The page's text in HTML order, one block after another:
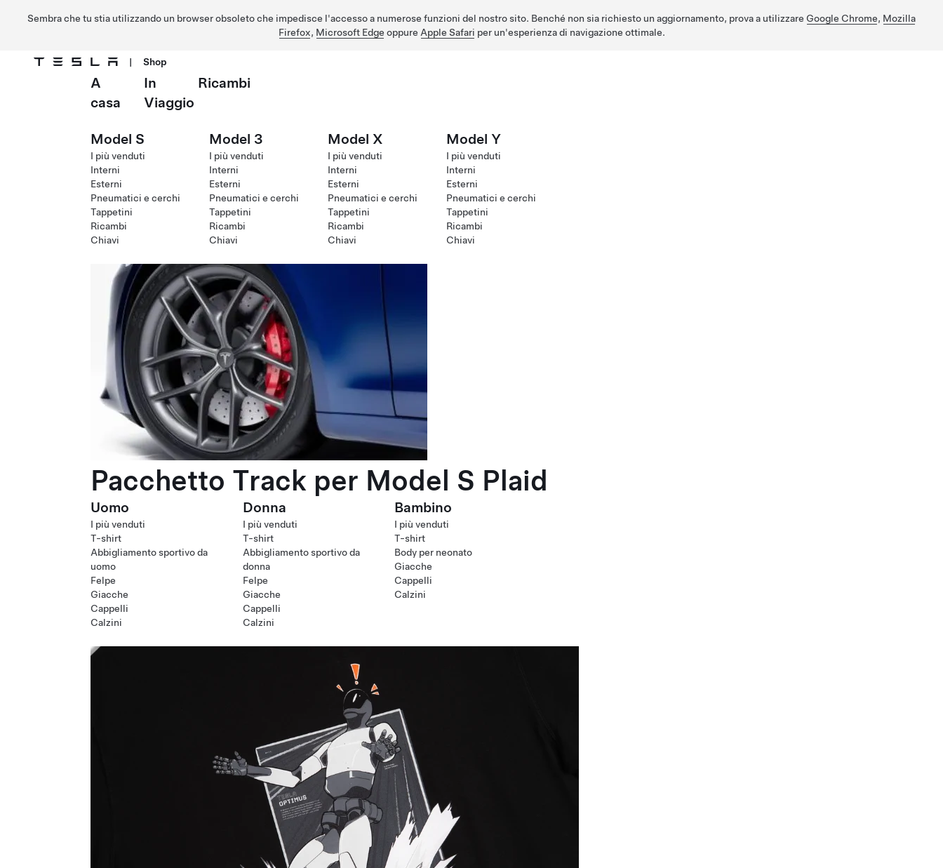
Sembra che tu stia utilizzando un browser obsoleto che impedisce l'accesso a numerose funzioni del nostro sito. Benché non sia richiesto un aggiornamento, prova a utilizzare Google Chrome, Mozilla
Firefox, Microsoft Edge oppure Apple Safari per un'esperienza di navigazione ottimale.
Passa al contenuto principale
| Shop
A
casa
In
Viaggio
Ricambi
Model S
I più venduti
Interni
Esterni
Pneumatici e cerchi
Tappetini
Ricambi
Chiavi
Model 3
I più venduti
Interni
Esterni
Pneumatici e cerchi
Tappetini
Ricambi
Chiavi
Model X
I più venduti
Interni
Esterni
Pneumatici e cerchi
Tappetini
Ricambi
Chiavi
Model Y
I più venduti
Interni
Esterni
Pneumatici e cerchi
Tappetini
Ricambi
Chiavi
Pacchetto Track per Model S Plaid
Uomo
I più venduti
T-shirt
Abbigliamento sportivo da
uomo
Felpe
Giacche
Cappelli
Calzini
Donna
I più venduti
T-shirt
Abbigliamento sportivo da
donna
Felpe
Giacche
Cappelli
Calzini
Bambino
I più venduti
T-shirt
Body per neonato
Giacche
Cappelli
Calzini